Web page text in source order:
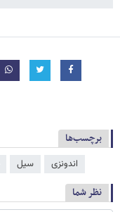
برچسب‌ها
اندونزی سیل
نظر شما